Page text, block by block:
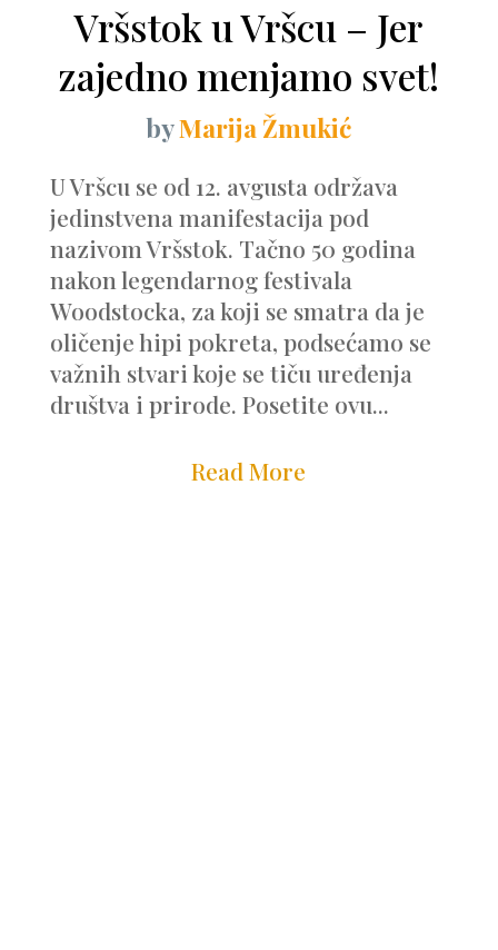
Vršstok u Vršcu – Jer
zajedno menjamo svet!
byMarija Žmukić
U Vršcu se od 12. avgusta održava
jedinstvena manifestacija pod
nazivom Vršstok. Tačno 50 godina
nakon legendarnog festivala
Woodstocka, za koji se smatra da je
oličenje hipi pokreta, podsećamo se
važnih stvari koje se tiču uređenja
društva i prirode. Posetite ovu...
Read More